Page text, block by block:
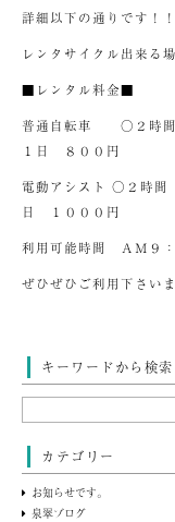
詳細以下の通りです！！
レンタサイクル出来る
■レンタル料金■
普通自転車 ○２時
１日 ８００円
電動アシスト ○２時
日 １０００円
利用可能時間 ＡＭ９
ぜひぜひご利用下さい
キーワードから検索
カテゴリー
お知らせです。
泉翠ブログ